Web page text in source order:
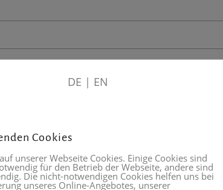
DE | EN
Cookies
unserer Webseite Cookies. Einige Cookies sind
für den Betrieb der Webseite, andere sind
Die nicht-notwendigen Cookies helfen uns bei
unseres Online-Angebotes, unserer